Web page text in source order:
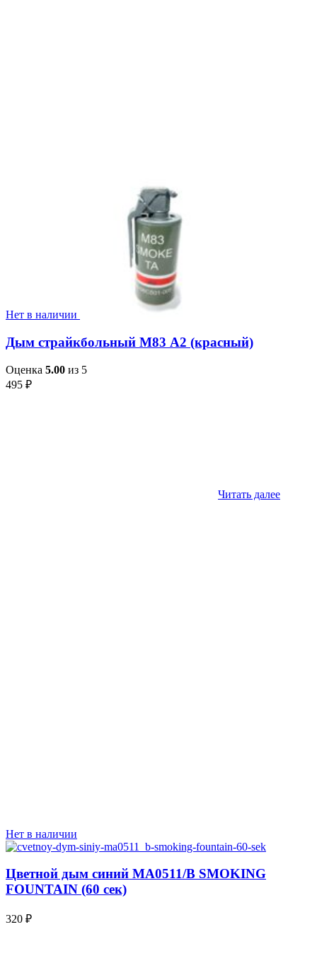
Нет в наличии
Дым страйкбольный М83 А2 (красный)
Оценка 5.00 из 5
495 ₽
Читать далее
Нет в наличии
Цветной дым синий MA0511/B SMOKING
FOUNTAIN (60 сек)
320 ₽